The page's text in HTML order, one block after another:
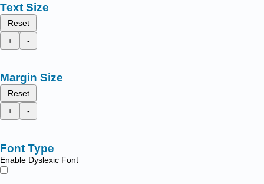
Text Size
Reset
+
-
Margin Size
Reset
+
-
Font Type
Enable Dyslexic Font